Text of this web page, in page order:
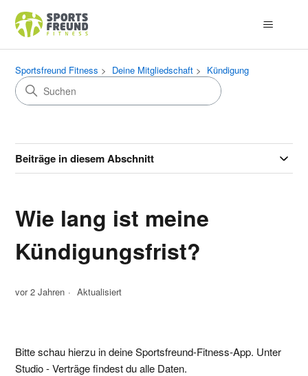
Sportsfreund Fitness Deine Mitgliedschaft Kündigung
Beiträge in diesem Abschnitt
Wie lang ist meine
Kündigungsfrist?
vor 2 Jahren Aktualisiert
Bitte schau hierzu in deine Sportsfreund-Fitness-App. Unter
Studio - Verträge findest du alle Daten.